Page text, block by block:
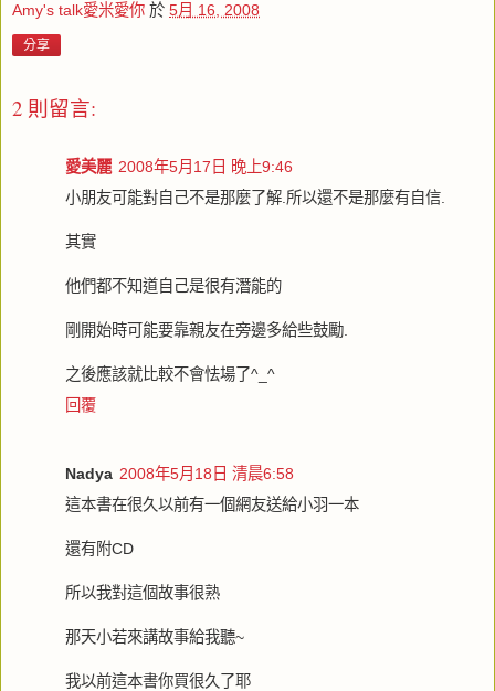
Amy's talk愛米愛你 於 5月 16, 2008
分享
2 則留言:
愛美麗 2008年5月17日 晚上9:46
小朋友可能對自己不是那麼了解.所以還不是那麼有自信.
其實
他們都不知道自己是很有潛能的
剛開始時可能要靠親友在旁邊多給些鼓勵.
之後應該就比較不會怯場了^_^
回覆
Nadya 2008年5月18日 清晨6:58
這本書在很久以前有一個網友送給小羽一本
還有附CD
所以我對這個故事很熟
那天小若來講故事給我聽~
我以前這本書你買很久了耶